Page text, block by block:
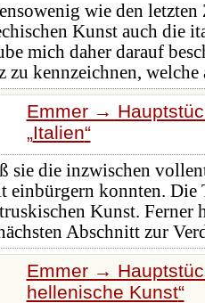
wie den
Kunst auch die
mich daher darauf
zu kennzeichnen,
Emmer →
Italien
sie die inzwischen
einbürgern konnten. Die
Kunst. Ferner
Abschnitt zur
Emmer →
hellenische Kunst